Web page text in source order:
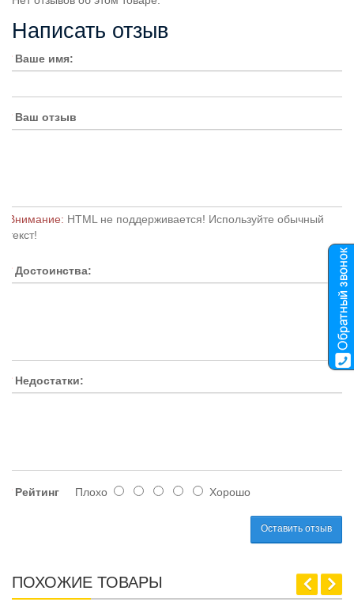
Написать отзыв
Ваше имя:
Ваш отзыв
Внимание: HTML не поддерживается! Используйте обычный
текст!
Достоинства:
Недостатки:
Рейтинг Плохо Хорошо
Оставить отзыв
ПОХОЖИЕ ТОВАРЫ